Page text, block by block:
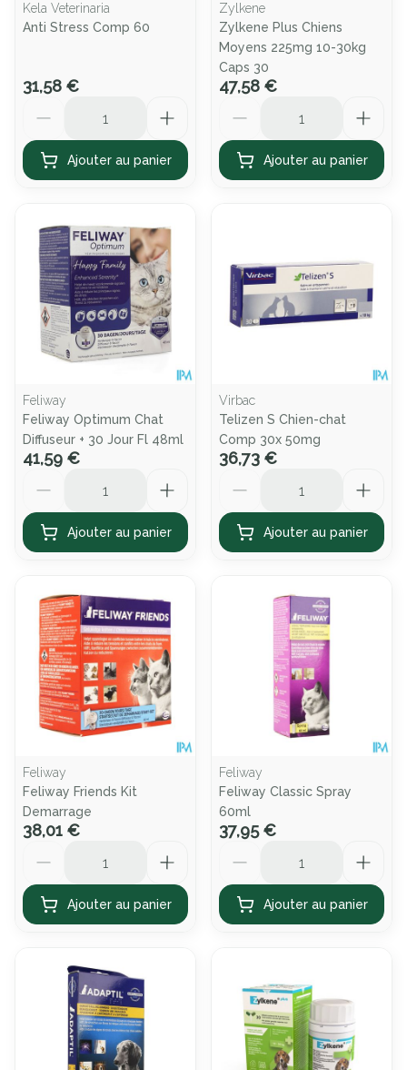
Kela Veterinaria
Anti Stress Comp 60
31,58 €
Ajouter au panier
Zylkene
Zylkene Plus Chiens
Moyens 225mg 10-30kg
Caps 30
47,58 €
Ajouter au panier
Feliway
Feliway Optimum Chat
Diffuseur + 30 Jour Fl 48ml
41,59 €
Ajouter au panier
Virbac
Telizen S Chien-chat
Comp 30x 50mg
36,73 €
Ajouter au panier
Feliway
Feliway Friends Kit
Demarrage
38,01 €
Ajouter au panier
Feliway
Feliway Classic Spray
60ml
37,95 €
Ajouter au panier